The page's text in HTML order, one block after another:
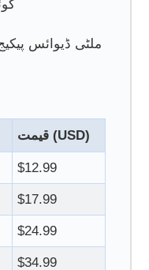
ملٹی ڈیوائس
قیمت (USD)
$12.99
$17.99
$24.99
$34.99